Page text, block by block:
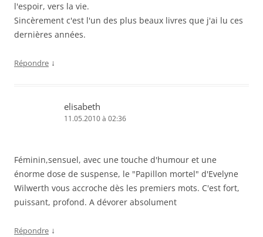
l'espoir, vers la vie.
Sincèrement c'est l'un des plus beaux livres que j'ai lu ces
dernières années.
Répondre ↓
elisabeth
11.05.2010 à 02:36
Féminin,sensuel, avec une touche d'humour et une
énorme dose de suspense, le "Papillon mortel" d'Evelyne
Wilwerth vous accroche dès les premiers mots. C'est fort,
puissant, profond. A dévorer absolument
Répondre ↓